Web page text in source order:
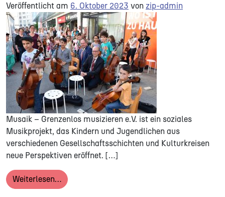
Veröffentlicht am 6. Oktober 2023 von zip-admin
Musaik – Grenzenlos musizieren e.V. ist ein soziales
Musikprojekt, das Kindern und Jugendlichen aus
verschiedenen Gesellschaftsschichten und Kulturkreisen
neue Perspektiven eröffnet. […]
Weiterlesen… from Musaik – Grenzenlos musizieren e.V.